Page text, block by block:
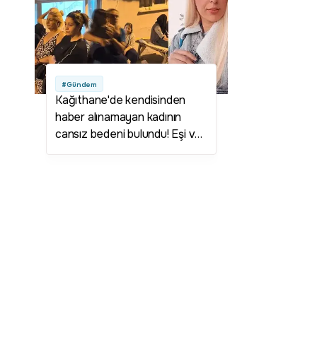
#Gündem
Kağıthane'de kendisinden
haber alınamayan kadının
cansız bedeni bulundu! Eşi ve